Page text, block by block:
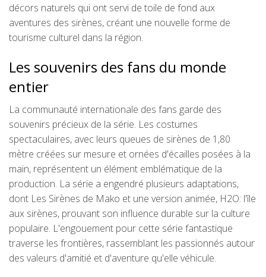
décors naturels qui ont servi de toile de fond aux
aventures des sirènes, créant une nouvelle forme de
tourisme culturel dans la région.
Les souvenirs des fans du monde
entier
La communauté internationale des fans garde des
souvenirs précieux de la série. Les costumes
spectaculaires, avec leurs queues de sirènes de 1,80
mètre créées sur mesure et ornées d'écailles posées à la
main, représentent un élément emblématique de la
production. La série a engendré plusieurs adaptations,
dont Les Sirènes de Mako et une version animée, H2O: l'île
aux sirènes, prouvant son influence durable sur la culture
populaire. L'engouement pour cette série fantastique
traverse les frontières, rassemblant les passionnés autour
des valeurs d'amitié et d'aventure qu'elle véhicule.